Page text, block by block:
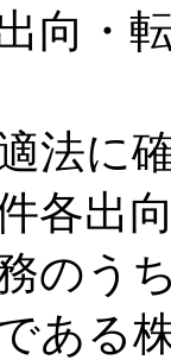
出向・
法に
件各出
のう
ある